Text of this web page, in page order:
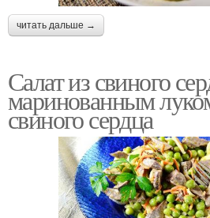
читать дальше →
Салат из свиного
маринованным
свиного сердца